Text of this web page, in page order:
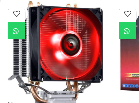
ESGO
TADO
ESGO
TADO